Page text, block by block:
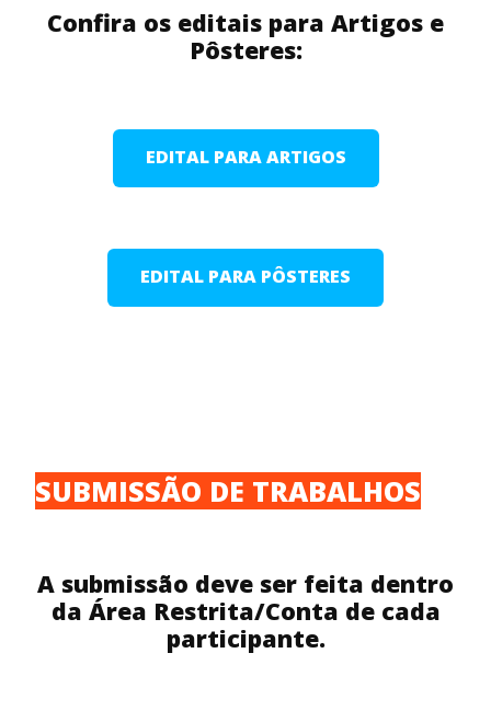
Confira os editais para Artigos e
Pôsteres:
EDITAL PARA ARTIGOS
EDITAL PARA PÔSTERES
SUBMISSÃO DE TRABALHOS
A submissão deve ser feita dentro
da Área Restrita/Conta de cada
participante.